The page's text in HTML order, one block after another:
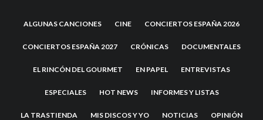
ALGUNAS CANCIONES CINE CONCIERTOS ESPAÑA 2026
CONCIERTOS ESPAÑA 2027 CRÓNICAS DOCUMENTALES
EL RINCÓN DEL GOURMET EN PAPEL ENTREVISTAS
ESPECIALES HOT NEWS INFORMES Y LISTAS
LA TRASTIENDA MIS DISCOS Y YO NOTICIAS OPINIÓN